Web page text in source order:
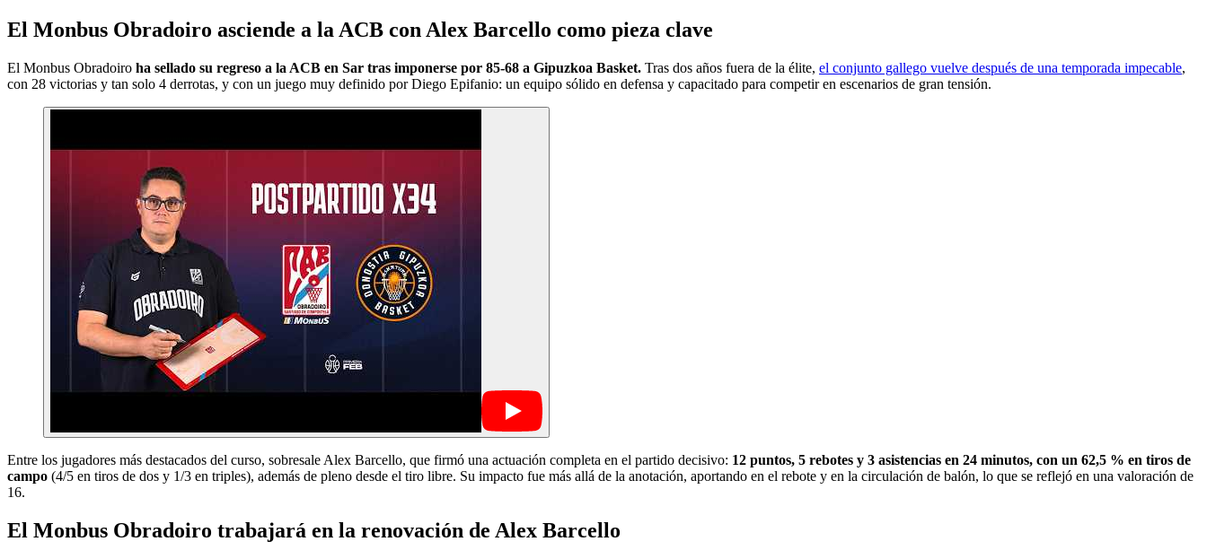
El Monbus Obradoiro asciende a la ACB con Alex Barcello como pieza clave
El Monbus Obradoiro ha sellado su regreso a la ACB en Sar tras imponerse por 85-68 a Gipuzkoa Basket. Tras dos años fuera de la élite, el conjunto gallego vuelve después de una temporada impecable,
con 28 victorias y tan solo 4 derrotas, y con un juego muy definido por Diego Epifanio: un equipo sólido en defensa y capacitado para competir en escenarios de gran tensión.
Entre los jugadores más destacados del curso, sobresale Alex Barcello, que firmó una actuación completa en el partido decisivo: 12 puntos, 5 rebotes y 3 asistencias en 24 minutos, con un 62,5 % en tiros de
campo (4/5 en tiros de dos y 1/3 en triples), además de pleno desde el tiro libre. Su impacto fue más allá de la anotación, aportando en el rebote y en la circulación de balón, lo que se reflejó en una valoración de
16.
El Monbus Obradoiro trabajará en la renovación de Alex Barcello